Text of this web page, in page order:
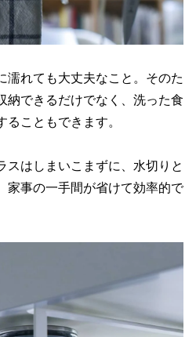
濡れても大丈夫なこと。そのた
納できるだけでなく、洗った食
こともできます。
スはしまいこまずに、水切りと
家事の一手間が省けて効率的で